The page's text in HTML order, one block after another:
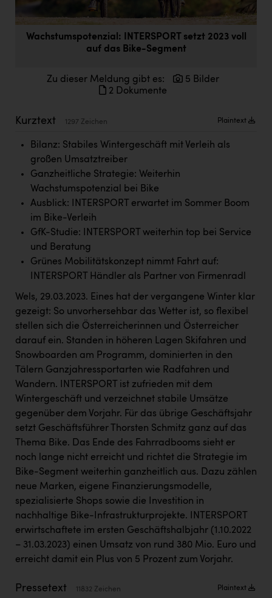
ERLUS AG
Firmenradl
HIG Infomotion Group
IFE Austria GmbH
Immotech
INTERSPAR
INTERSPORT Austria
Jesolo
Jane Goodall Institute Austria
Kärcher
Karin Liedl
KEBA
KIWI Kinderwunsch Institut Dr. Loimer
KLIPP Frisör
Kleider Bauer
Kremsmüller Anlagenbau GmbH
Maximarkt
Oldtimer Raststationen und Motorhotels
Österreichischer Kachelofenverband
Orlen
Passage Linz
PEZ
Wachstumspotenzial: INTERSPORT setzt 2023 voll
auf das Bike-Segment
Zu dieser Meldung gibt es:
5 Bilder
2 Dokumente
Kurztext 1297 Zeichen Plaintext
Bilanz: Stabiles Wintergeschäft mit Verleih als
großen Umsatztreiber
Ganzheitliche Strategie: Weiterhin
Wachstumspotenzial bei Bike
Ausblick: INTERSPORT erwartet im Sommer Boom
im Bike-Verleih
GfK-Studie: INTERSPORT weiterhin top bei Service
und Beratung
Grünes Mobilitätskonzept nimmt Fahrt auf:
INTERSPORT Händler als Partner von Firmenradl
Wels, 29.03.2023. Eines hat der vergangene Winter klar
gezeigt: So unvorhersehbar das Wetter ist, so flexibel
stellen sich die Österreicherinnen und Österreicher
darauf ein. Standen in höheren Lagen Skifahren und
Snowboarden am Programm, dominierten in den
Tälern Ganzjahressportarten wie Radfahren und
Wandern. INTERSPORT ist zufrieden mit dem
Wintergeschäft und verzeichnet stabile Umsätze
gegenüber dem Vorjahr. Für das übrige Geschäftsjahr
setzt Geschäftsführer Thorsten Schmitz ganz auf das
Thema Bike. Das Ende des Fahrradbooms sieht er
noch lange nicht erreicht und richtet die Strategie im
Bike-Segment weiterhin ganzheitlich aus. Dazu zählen
neue Marken, eigene Finanzierungsmodelle,
spezialisierte Shops sowie die Investition in
nachhaltige Bike-Infrastrukturprojekte. INTERSPORT
erwirtschaftete im ersten Geschäftshalbjahr (1.10.2022
– 31.03.2023) einen Umsatz von rund 380 Mio. Euro und
erreicht damit ein Plus von 5 Prozent zum Vorjahr.
Pressetext 11832 Zeichen Plaintext